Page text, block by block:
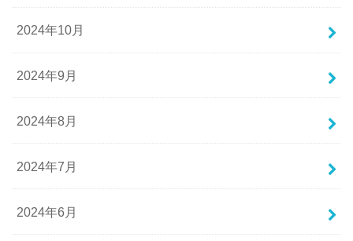
2024年10月
2024年9月
2024年8月
2024年7月
2024年6月